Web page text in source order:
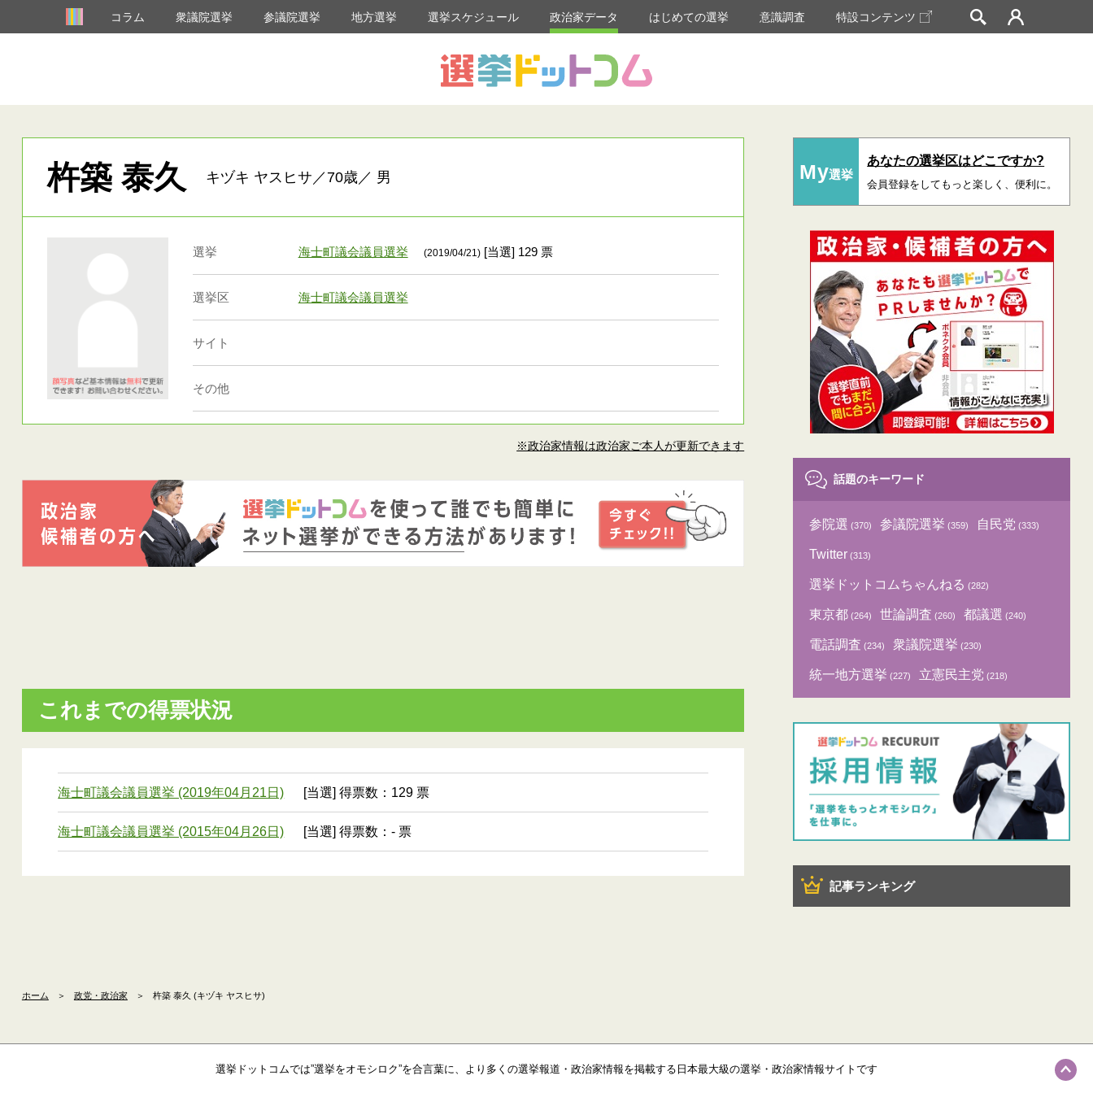
コラム 衆議院選挙 参議院選挙 地方選挙 選挙スケジュール 政治家データ はじめての選挙 意識調査 特設コンテンツ
杵築 泰久 キヅキ ヤスヒサ／70歳／ 男
選挙 海士町議会議員選挙 (2019/04/21)[当選] 129 票
選挙区 海士町議会議員選挙
サイト
その他
※政治家情報は政治家ご本人が更新できます
これまでの得票状況
海士町議会議員選挙 (2019年04月21日) [当選] 得票数：129 票
海士町議会議員選挙 (2015年04月26日) [当選] 得票数：- 票
My選挙
あなたの選挙区はどこですか?
会員登録をしてもっと楽しく、便利に。
話題のキーワード
参院選 (370) 参議院選挙 (359) 自民党 (333)
Twitter (313)
選挙ドットコムちゃんねる (282)
東京都 (264) 世論調査 (260) 都議選 (240)
電話調査 (234) 衆議院選挙 (230)
統一地方選挙 (227) 立憲民主党 (218)
記事ランキング
ホーム ＞ 政党・政治家 ＞ 杵築 泰久 (キヅキ ヤスヒサ)
選挙ドットコムでは”選挙をオモシロク”を合言葉に、より多くの選挙報道・政治家情報を掲載する日本最大級の選挙・政治家情報サイトです